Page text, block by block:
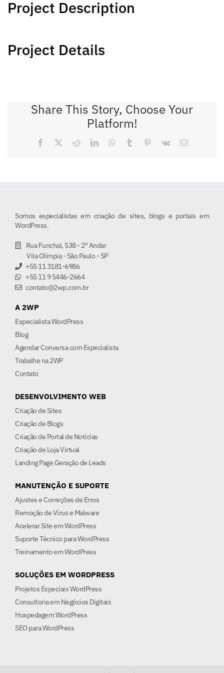
Project Description
Project Details
Share This Story, Choose Your
Platform!
Facebook RedditLinkedInWhatsApp
Tumblr Pinterest
Vk
E-
Somos especialistas em criação de sites, blogs e portais em
WordPress.
Rua Funchal, 538 - 2º Andar
Vila Olímpia - São Paulo - SP
+55 11 3181-6986
+55 11 9 5446-2664
contato@2wp.com.br
A 2WP
Especialista WordPress
Blog
Agendar Conversa com Especialista
Trabalhe na 2WP
Contato
DESENVOLVIMENTO WEB
Criação de Sites
Criação de Blogs
Criação de Portal de Notícias
Criação de Loja Virtual
Landing Page Geração de Leads
MANUTENÇÃO E SUPORTE
Ajustes e Correções de Erros
Remoção de Vírus e Malware
Acelerar Site em WordPress
Suporte Técnico para WordPress
Treinamento em WordPress
SOLUÇÕES EM WORDPRESS
Projetos Especiais WordPress
Consultoria em Negócios Digitais
Hospedagem WordPress
SEO para WordPress